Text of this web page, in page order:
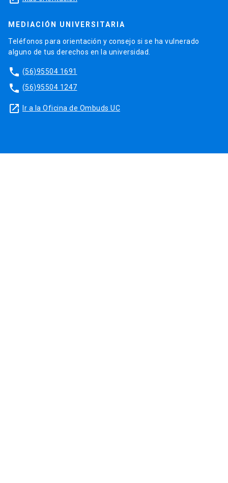
MEDIACIÓN UNIVERSITARIA
Teléfonos para orientación y consejo si se ha vulnerado
alguno de tus derechos en la universidad.
phone (56)95504 1691
phone (56)95504 1247
launch Ir a la Oficina de Ombuds UC